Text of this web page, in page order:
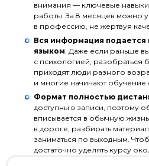
внимания — ключевые навыки
работы. За 8 месяцев можно
в профессию, не жертвуя
Вся информация
языком. Даже если раньше
с психологией, разобраться
приходят люди разного
и многие начинают обучение
Формат полностью
доступны в записи, поэтому
вписывается в обычную
в дороге, разбирать
заниматься по выходным.
достаточно уделять курсу